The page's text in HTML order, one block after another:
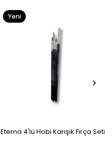
Eterna 4'lü Hobi Karışık Fırça Seti
Yeni